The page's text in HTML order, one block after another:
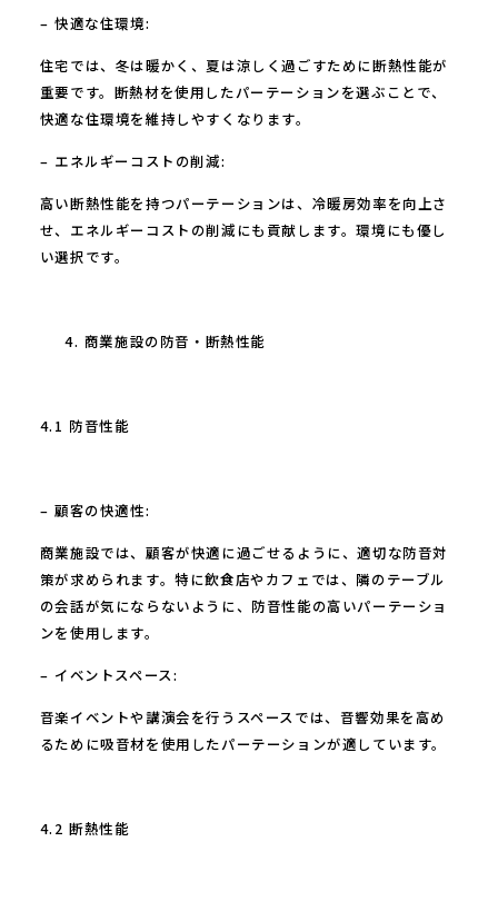
– 快適な住環境:
住宅では、冬は暖かく、夏は涼しく過ごすために断熱性能が
重要です。断熱材を使用したパーテーションを選ぶことで、
快適な住環境を維持しやすくなります。
– エネルギーコストの削減:
高い断熱性能を持つパーテーションは、冷暖房効率を向上さ
せ、エネルギーコストの削減にも貢献します。環境にも優し
い選択です。
商業施設の防音・断熱性能
4.1 防音性能
– 顧客の快適性:
商業施設では、顧客が快適に過ごせるように、適切な防音対
策が求められます。特に飲食店やカフェでは、隣のテーブル
の会話が気にならないように、防音性能の高いパーテーショ
ンを使用します。
– イベントスペース:
音楽イベントや講演会を行うスペースでは、音響効果を高め
るために吸音材を使用したパーテーションが適しています。
4.2 断熱性能